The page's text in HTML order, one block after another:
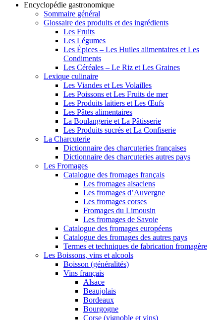
Encyclopédie gastronomique
Sommaire général
Glossaire des produits et des ingrédients
Les Fruits
Les Légumes
Les Épices – Les Huiles alimentaires et Les
Condiments
Les Céréales – Le Riz et Les Graines
Lexique culinaire
Les Viandes et Les Volailles
Les Poissons et Les Fruits de mer
Les Produits laitiers et Les Œufs
Les Pâtes alimentaires
La Boulangerie et La Pâtisserie
Les Produits sucrés et La Confiserie
La Charcuterie
Dictionnaire des charcuteries françaises
Dictionnaire des charcuteries autres pays
Les Fromages
Catalogue des fromages français
Les fromages alsaciens
Les fromages d’Auvergne
Les fromages corses
Fromages du Limousin
Les fromages de Savoie
Catalogue des fromages européens
Catalogue des fromages des autres pays
Termes et techniques de fabrication fromagère
Les Boissons, vins et alcools
Boisson (généralités)
Vins français
Alsace
Beaujolais
Bordeaux
Bourgogne
Corse (vignoble et vins)